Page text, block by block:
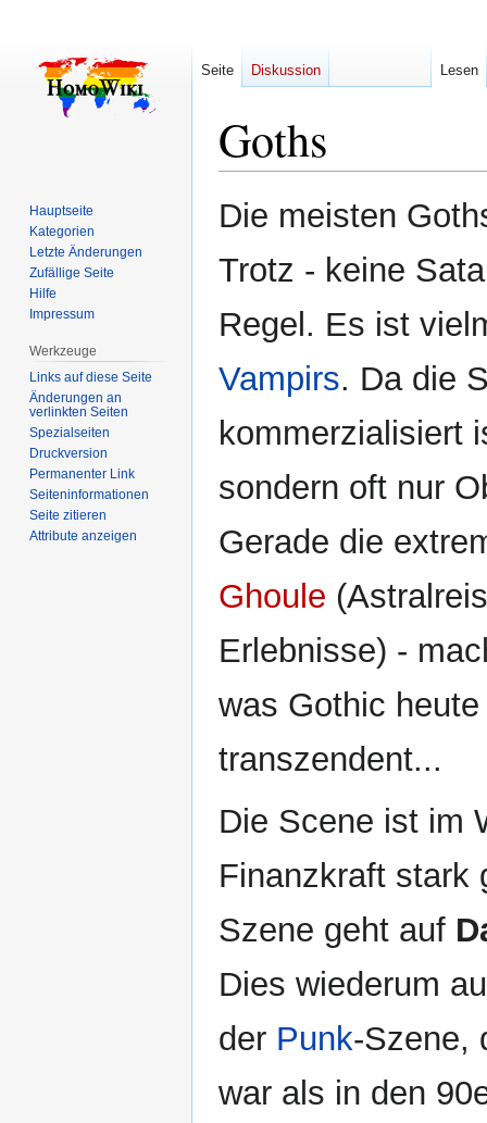
Goths
Zur
Navigation
Zur
Suche
Die meisten
Trotz - keine
Regel. Es ist
Vampirs. Da die
kommerzialisiert
sondern oft nur
Gerade die
Ghoule
Erlebnisse) -
was Gothic
transzendent...
Die Scene ist im
Finanzkraft stark
Szene geht auf
Dies wiederum
der Punk-Szene,
war als in den
Seite Diskussion Lesen
Hauptseite
Kategorien
Letzte Änderungen
Zufällige Seite
Hilfe
Impressum
Werkzeuge
Links auf diese Seite
Änderungen an
verlinkten Seiten
Spezialseiten
Druckversion
Permanenter Link
Seiten­­informationen
Seite zitieren
Attribute anzeigen